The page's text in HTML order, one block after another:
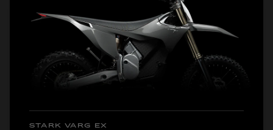
STARK VARG EX